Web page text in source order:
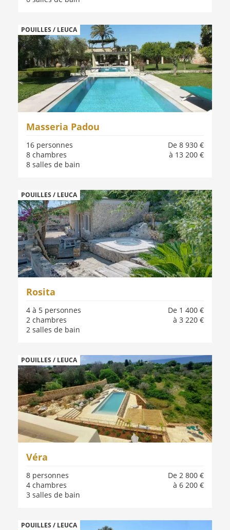
POUILLES / LEUCA
Masseria Padou
De 8 930 €
à 13 200 €
16 personnes
8 chambres
8 salles de bain
POUILLES / LEUCA
Rosita
De 1 400 €
à 3 220 €
4 à 5 personnes
2 chambres
2 salles de bain
POUILLES / LEUCA
Véra
De 2 800 €
à 6 200 €
8 personnes
4 chambres
3 salles de bain
POUILLES / LEUCA